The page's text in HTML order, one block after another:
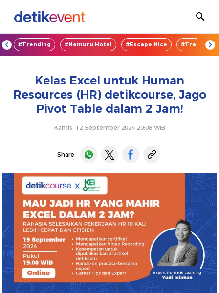
#Trending #Nemuru Hotel #Escape Nice
Kelas Excel untuk Human
Resources (HR) detikcourse, Jago
Pivot Table dalam 2 Jam!
Kamis, 12 September 2024 20:08 WIB
Share